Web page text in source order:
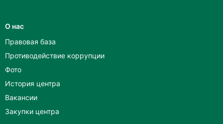
О нас
Правовая база
Противодействие коррупции
Фото
История центра
Вакансии
Закупки центра